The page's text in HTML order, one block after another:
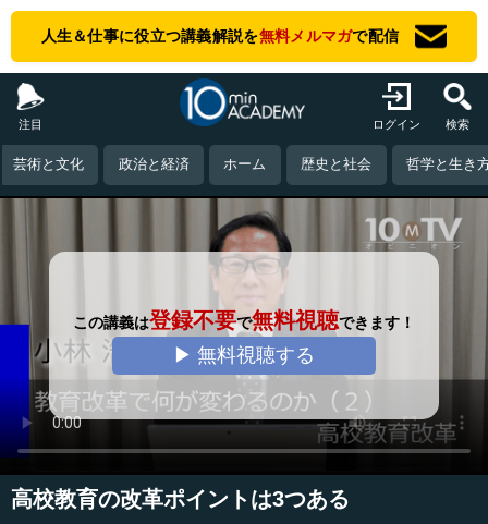
人生＆仕事に役立つ講義解説を無料メルマガで配信
注目 ログイン 検索
芸術と文化 政治と経済 ホーム 歴史と社会 哲学と生き
この講義は登録不要で無料視聴できます！
▶ 無料視聴する
高校教育の改革ポイントは3つある